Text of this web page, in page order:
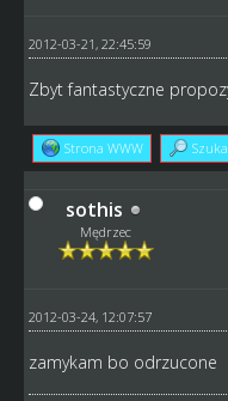
2012-03-21, 22:45:59
Zbyt fantastyczne
Strona WWW
sothis
Mędrzec
2012-03-24, 12:07:57
zamykam bo odrzucone